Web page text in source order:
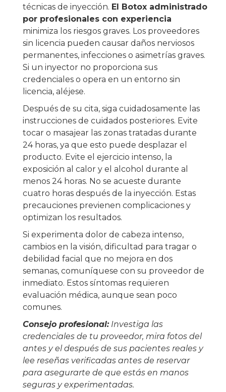
técnicas de inyección. El Botox administrado
por profesionales con experiencia
minimiza los riesgos graves. Los proveedores
sin licencia pueden causar daños nerviosos
permanentes, infecciones o asimetrías graves.
Si un inyector no proporciona sus
credenciales o opera en un entorno sin
licencia, aléjese.
Después de su cita, siga cuidadosamente las
instrucciones de cuidados posteriores. Evite
tocar o masajear las zonas tratadas durante
24 horas, ya que esto puede desplazar el
producto. Evite el ejercicio intenso, la
exposición al calor y el alcohol durante al
menos 24 horas. No se acueste durante
cuatro horas después de la inyección. Estas
precauciones previenen complicaciones y
optimizan los resultados.
Si experimenta dolor de cabeza intenso,
cambios en la visión, dificultad para tragar o
debilidad facial que no mejora en dos
semanas, comuníquese con su proveedor de
inmediato. Estos síntomas requieren
evaluación médica, aunque sean poco
comunes.
Consejo profesional: Investiga las
credenciales de tu proveedor, mira fotos del
antes y el después de sus pacientes reales y
lee reseñas verificadas antes de reservar
para asegurarte de que estás en manos
seguras y experimentadas.